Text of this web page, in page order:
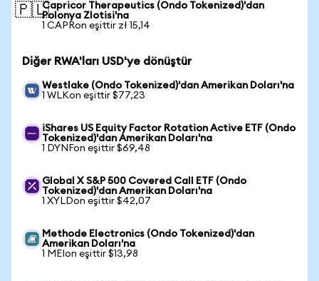
🇵🇱Capricor Therapeutics (Ondo Tokenized)'dan
Polonya Zlotisi'na
1 CAPRon eşittir zł 15,14
Diğer RWA'ları USD'ye dönüştür
Westlake (Ondo Tokenized)'dan Amerikan Doları'na
1 WLKon eşittir $77,23
iShares US Equity Factor Rotation Active ETF (Ondo
Tokenized)'dan Amerikan Doları'na
1 DYNFon eşittir $69,48
Global X S&P 500 Covered Call ETF (Ondo
Tokenized)'dan Amerikan Doları'na
1 XYLDon eşittir $42,07
Methode Electronics (Ondo Tokenized)'dan
Amerikan Doları'na
1 MEIon eşittir $13,98